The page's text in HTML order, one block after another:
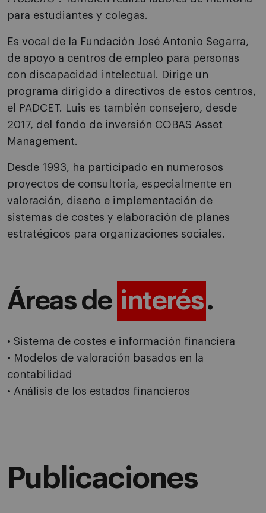
para estudiantes y colegas.
Es vocal de la Fundación José Antonio Segarra,
de apoyo a centros de empleo para personas
con discapacidad intelectual. Dirige un
programa dirigido a directivos de estos centros,
el PADCET. Luis es también consejero, desde
2017, del fondo de inversión COBAS Asset
Management.
Desde 1993, ha participado en numerosos
proyectos de consultoría, especialmente en
valoración, diseño e implementación de
sistemas de costes y elaboración de planes
estratégicos para organizaciones sociales.
Áreas de interés.
• Sistema de costes e información financiera
• Modelos de valoración basados en la
contabilidad
• Análisis de los estados financieros
Publicaciones